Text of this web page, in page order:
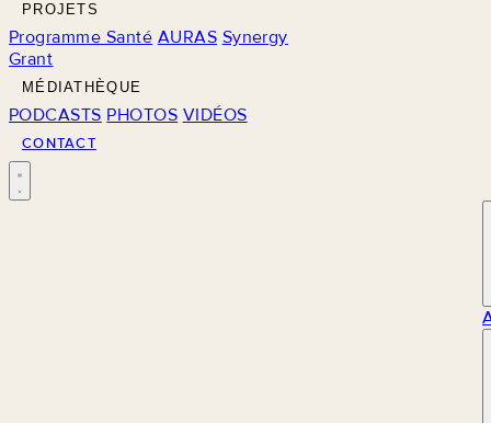
PROJETS
Programme Santé AURAS Synergy
Grant
MÉDIATHÈQUE
PODCASTS PHOTOS VIDÉOS
CONTACT